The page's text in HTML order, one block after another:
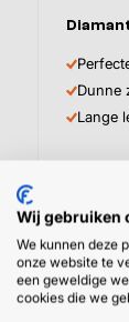
Dunne
Lange
Wij gebruiken
We kunnen deze
onze website te
een geweldige
cookies die we